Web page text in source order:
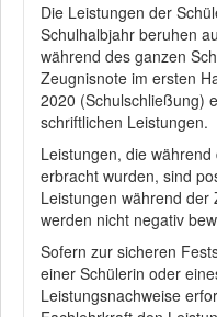
Die Leistungen der
Schulhalbjahr beruhen
während des ganzen
Zeugnisnote im ersten
2020 (Schulschließung)
schriftlichen Leistungen.
Leistungen, die
erbracht wurden, sind
Leistungen während
werden nicht negativ
Sofern zur sicheren
einer Schülerin oder
Leistungsnachweise